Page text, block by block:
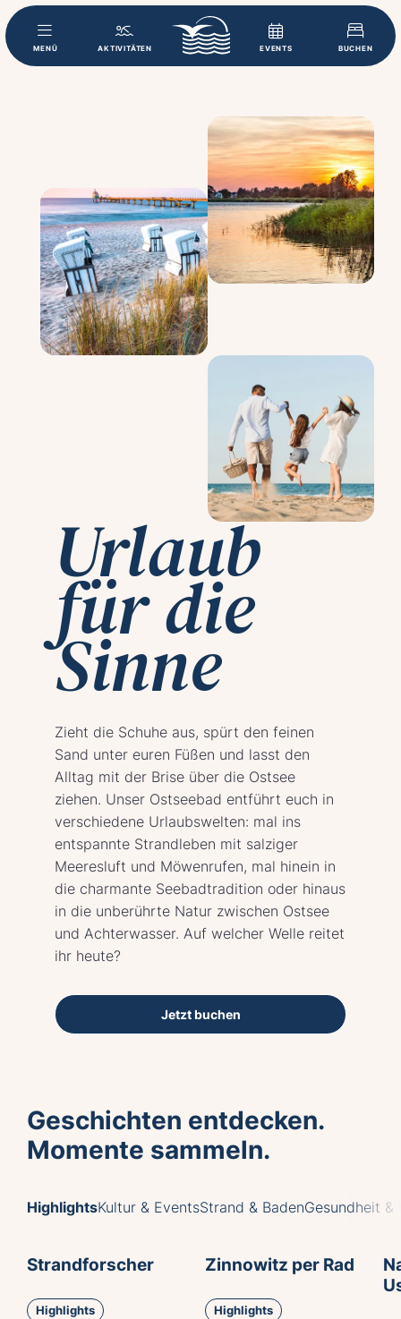
MENÜ AKTIVITÄTEN EVENTS BUCHEN
Urlaub
für die
Sinne
Zieht die Schuhe aus, spürt den feinen
Sand unter euren Füßen und lasst den
Alltag mit der Brise über die Ostsee
ziehen. Unser Ostseebad entführt euch in
verschiedene Urlaubswelten: mal ins
entspannte Strandleben mit salziger
Meeresluft und Möwenrufen, mal hinein in
die charmante Seebadtradition oder hinaus
in die unberührte Natur zwischen Ostsee
und Achterwasser. Auf welcher Welle reitet
ihr heute?
Jetzt buchen
Geschichten entdecken.
Momente sammeln.
HighlightsKultur & EventsStrand & BadenGesundheit &
Strandforscher
Highlights
Zinnowitz per Rad
Highlights